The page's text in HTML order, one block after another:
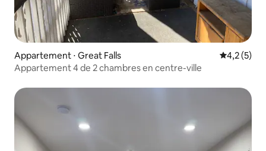
Appartement ⋅ Great Falls Évaluation
4,2 (5)
Appartement 4 de 2 chambres en centre-ville